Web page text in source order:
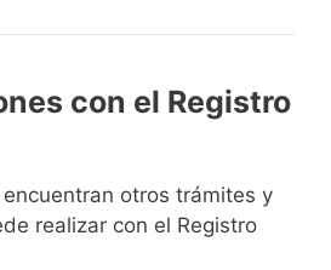
con el Registro
otros trámites y
realizar con el Registro